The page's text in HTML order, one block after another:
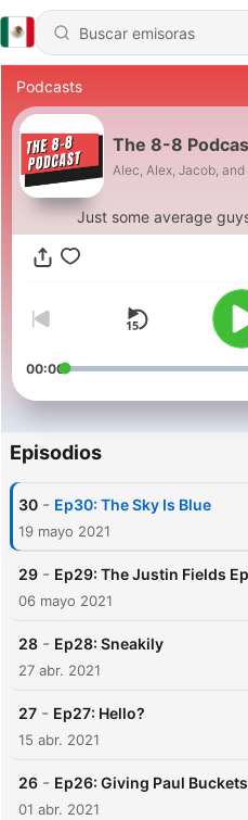
Podcasts
The 8-8
Alec, Alex, Jacob, and
Just some average
00:00
Episodios
30 - Ep30: The Sky Is Blue
19 mayo 2021
29 - Ep29: The Justin Fields
06 mayo 2021
28 - Ep28: Sneakily
27 abr. 2021
27 - Ep27: Hello?
15 abr. 2021
26 - Ep26: Giving Paul Buckets
01 abr. 2021